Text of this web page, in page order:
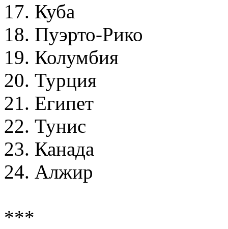
17. Куба
18. Пуэрто-Рико
19. Колумбия
20. Турция
21. Египет
22. Тунис
23. Канада
24. Алжир
***